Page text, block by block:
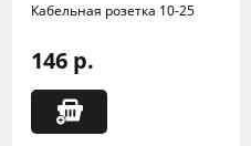
Кабельная розетка 10-25
146 р.